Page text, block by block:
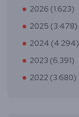
2026 (1.623)
2025 (3.478)
2024 (4.294)
2023 (6.391)
2022 (3.680)